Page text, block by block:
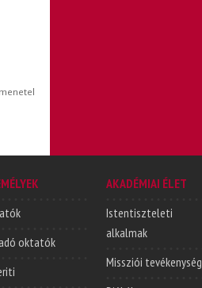
oktatók
AKADÉMIAI ÉLET
Istentiszteleti
alkalmak
Missziói tevékenység